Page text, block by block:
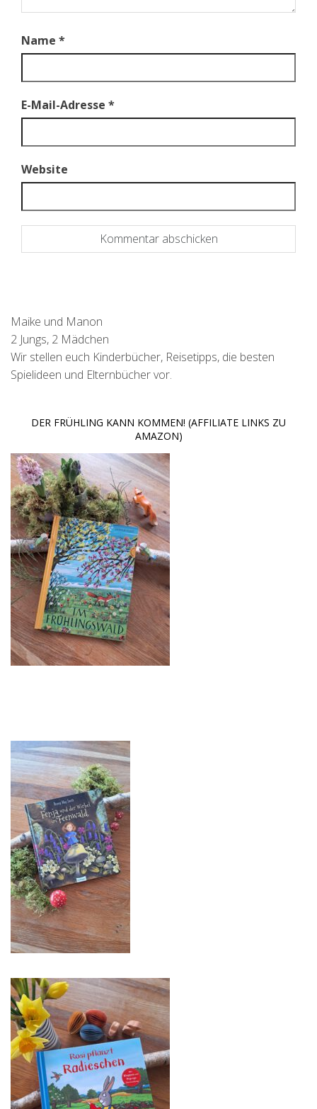
Name *
E-Mail-Adresse *
Website
Maike und Manon
2 Jungs, 2 Mädchen
Wir stellen euch Kinderbücher, Reisetipps, die besten
Spielideen und Elternbücher vor.
DER FRÜHLING KANN KOMMEN! (AFFILIATE LINKS ZU
AMAZON)